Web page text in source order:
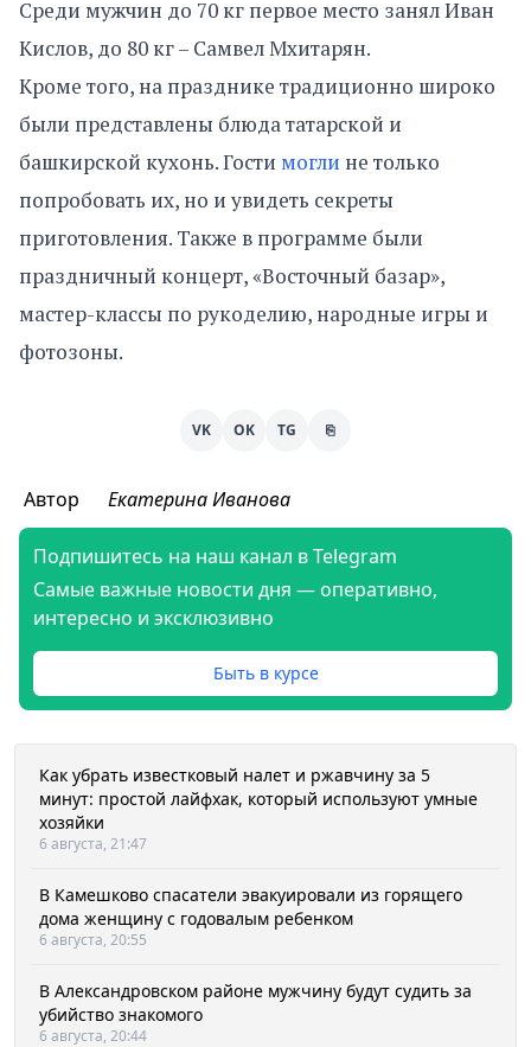
​Среди мужчин до 70 кг первое место занял Иван
Кислов, до 80 кг – Самвел Мхитарян.
Кроме того, на празднике традиционно широко
были представлены блюда татарской и
башкирской кухонь. Гости могли не только
попробовать их, но и увидеть секреты
приготовления. Также в программе были
праздничный концерт, «Восточный базар»,
мастер-классы по рукоделию, народные игры и
фотозоны.
VK OK TG ⎘
Автор Екатерина Иванова
Подпишитесь на наш канал в Telegram
Самые важные новости дня — оперативно,
интересно и эксклюзивно
Быть в курсе
Как убрать известковый налет и ржавчину за 5
минут: простой лайфхак, который используют умные
хозяйки
6 августа, 21:47
В Камешково спасатели эвакуировали из горящего
дома женщину с годовалым ребенком
6 августа, 20:55
В Александровском районе мужчину будут судить за
убийство знакомого
6 августа, 20:44